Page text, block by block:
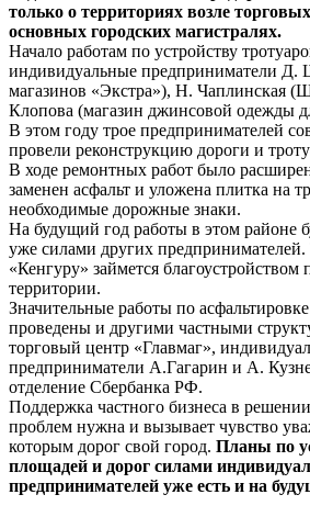
только о территориях возле
основных городских магистралях.
Начало работам по устройству
индивидуальные предприниматели Д.
магазинов «Экстра»), Н. Чаплинская
Клопова (магазин джинсовой одежды
В этом году трое предпринимателей
провели реконструкцию дороги и
В ходе ремонтных работ было
заменен асфальт и уложена плитка на
необходимые дорожные знаки.
На будущий год работы в этом районе
уже силами других предпринимателей.
«Кенгуру» займется
территории.
Значительные работы по
проведены и другими частными
торговый центр «Главмаг»,
предприниматели А.Гагарин и А.
отделение Сбербанка РФ.
Поддержка частного бизнеса в
проблем нужна и вызывает чувство
которым дорог свой город. Планы по
площадей и дорог силами
предпринимателей уже есть и на